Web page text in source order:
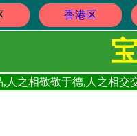
香港区
,人之相敬敬于德,人之相